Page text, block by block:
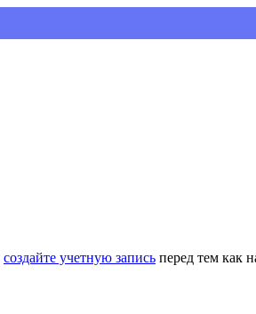
создайте учетную запись перед тем как